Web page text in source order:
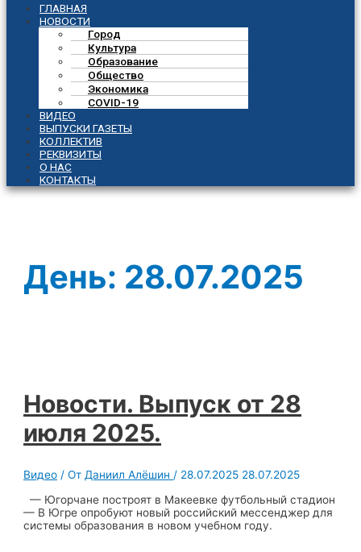
ГЛАВНАЯ
НОВОСТИ
Город
Культура
Образование
Общество
Экономика
COVID-19
ВИДЕО
ВЫПУСКИ ГАЗЕТЫ
КОЛЛЕКТИВ
РЕКВИЗИТЫ
О НАС
КОНТАКТЫ
День: 28.07.2025
Новости. Выпуск от 28
июля 2025.
Видео / От Даниил Алёшин / 28.07.2025 28.07.2025
— Югорчане построят в Макеевке футбольный стадион
— В Югре опробуют новый российский мессенджер для
системы образования в новом учебном году.